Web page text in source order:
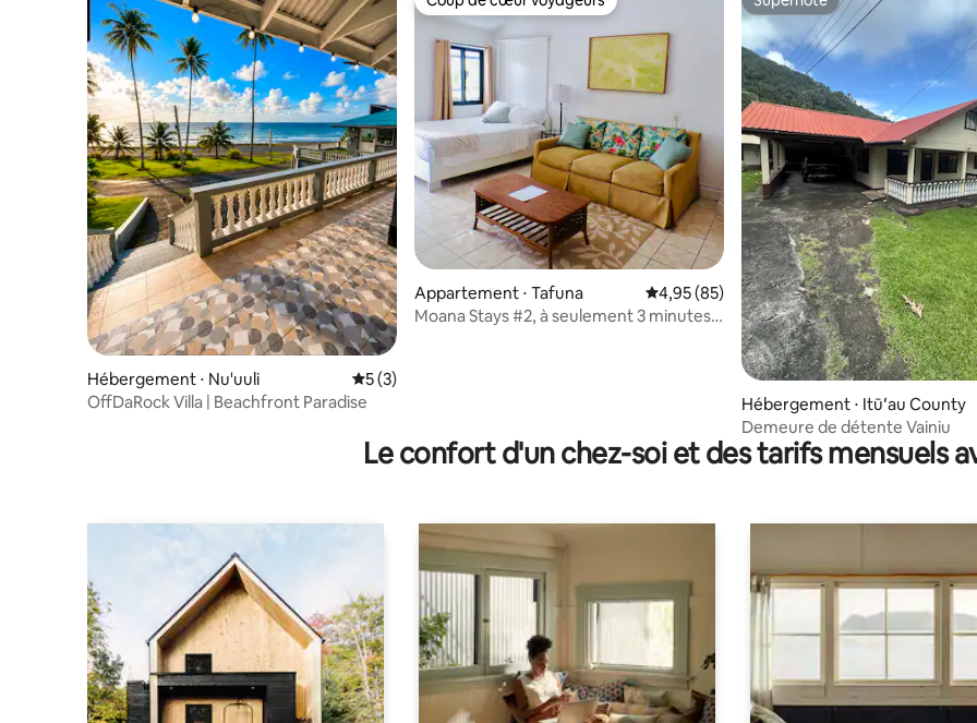
Hébergement ⋅ Nu'uuli Évaluation moyenne sur la base de 3 commentaires : 5 sur 5
5 (3)
OffDaRock Villa | Beachfront Paradise
Coup de cœur voyageurs
Appartement ⋅ Tafuna Évaluation moyenne sur la base de 85
4,95 (85)
Moana Stays #2, à seulement 3 minutes
Superhôte
Hébergement ⋅ Itūʻau County
Demeure de détente Vainiu
Le confort d'un chez-soi et des tarifs mensuels